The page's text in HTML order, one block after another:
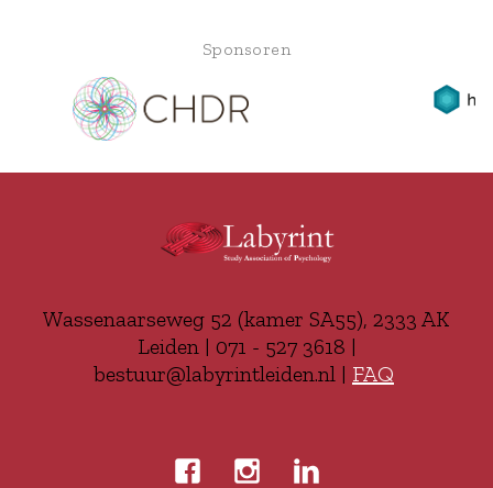
Sponsoren
Wassenaarseweg 52 (kamer SA55), 2333 AK
Leiden | 071 - 527 3618 |
bestuur@labyrintleiden.nl | FAQ